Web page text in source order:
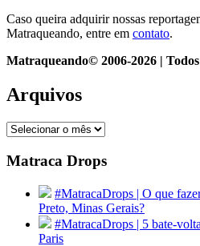
Caso queira adquirir nossas
Matraqueando, entre em contato.
Matraqueando© 2006-2026 |
Arquivos
Arquivos
Matraca Drops
#MatracaDrops | O que
Preto, Minas Gerais?
#MatracaDrops | 5 bate-
Paris